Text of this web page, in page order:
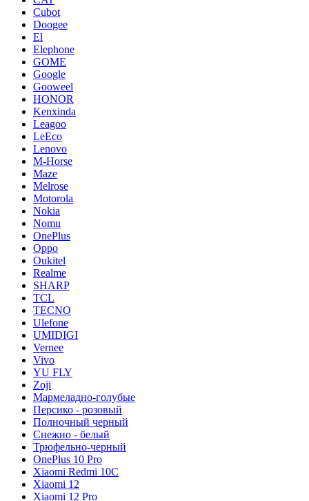
Cubot
Doogee
El
Elephone
GOME
Google
Gooweel
HONOR
Kenxinda
Leagoo
LeEco
Lenovo
M-Horse
Maze
Melrose
Motorola
Nokia
Nomu
OnePlus
Oppo
Oukitel
Realme
SHARP
TCL
TECNO
Ulefone
UMIDIGI
Vernee
Vivo
YU FLY
Zoji
Мармеладно-голубые
Персико - розовый
Полночный черный
Снежно - белый
Трюфельно-черный
OnePlus 10 Pro
Xiaomi Redmi 10C
Xiaomi 12
Xiaomi 12 Pro